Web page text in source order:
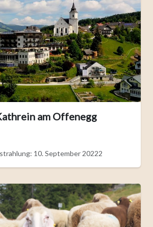
am Offenegg
10. September 20222